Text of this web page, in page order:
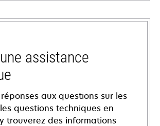
assistance
aux questions sur les
questions techniques en
trouverez des informations